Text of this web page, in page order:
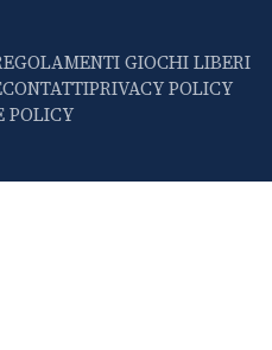
GIOCHI LIBERI
CONTATTIPRIVACY POLICY
POLICY